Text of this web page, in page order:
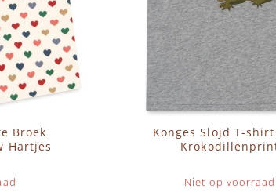
Broek
Hartjes
Konges Slojd T-
Niet op voorraad